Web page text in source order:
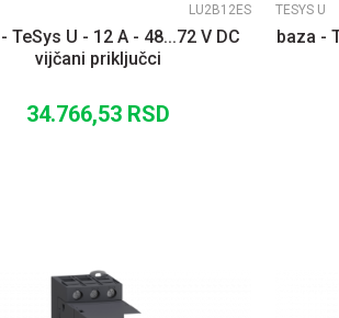
LU2B12ES
TeSys U - 12 A - 48...72 V DC
vijčani priključci
34.766,53 RSD
TESYS U
baza -